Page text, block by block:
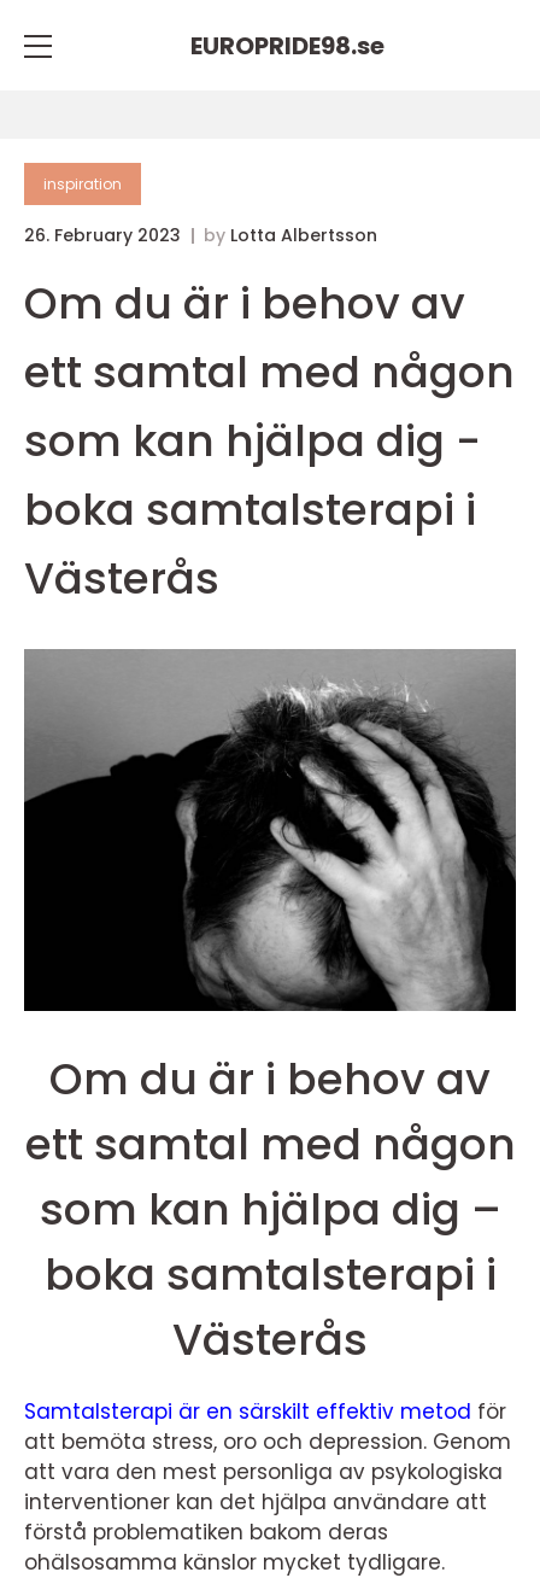
EUROPRIDE98.se
inspiration
26. February 2023 by Lotta Albertsson
Om du är i behov av
ett samtal med någon
som kan hjälpa dig -
boka samtalsterapi i
Västerås
Om du är i behov av
ett samtal med någon
som kan hjälpa dig –
boka samtalsterapi i
Västerås
Samtalsterapi är en särskilt effektiv metod för
att bemöta stress, oro och depression. Genom
att vara den mest personliga av psykologiska
interventioner kan det hjälpa användare att
förstå problematiken bakom deras
ohälsosamma känslor mycket tydligare.